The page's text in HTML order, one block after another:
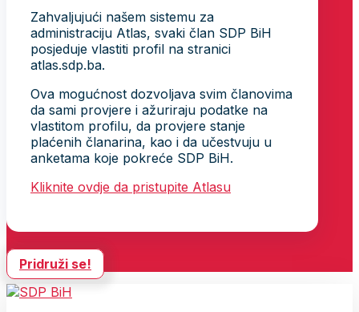
Zahvaljujući našem sistemu za
administraciju Atlas, svaki član SDP BiH
posjeduje vlastiti profil na stranici
atlas.sdp.ba.
Ova mogućnost dozvoljava svim članovima
da sami provjere i ažuriraju podatke na
vlastitom profilu, da provjere stanje
plaćenih članarina, kao i da učestvuju u
anketama koje pokreće SDP BiH.
Kliknite ovdje da pristupite Atlasu
Pridruži se!